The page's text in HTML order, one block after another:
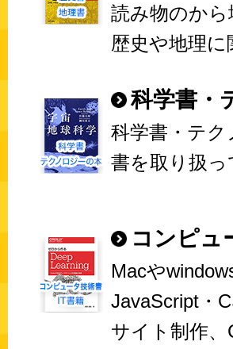
読み物のか
歴史や地理
科学書・
科学書・テ
書を取り扱っ
コンピュ
Macや
JavaScript・
サイト制作